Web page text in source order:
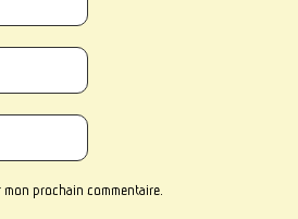
prochain commentaire.